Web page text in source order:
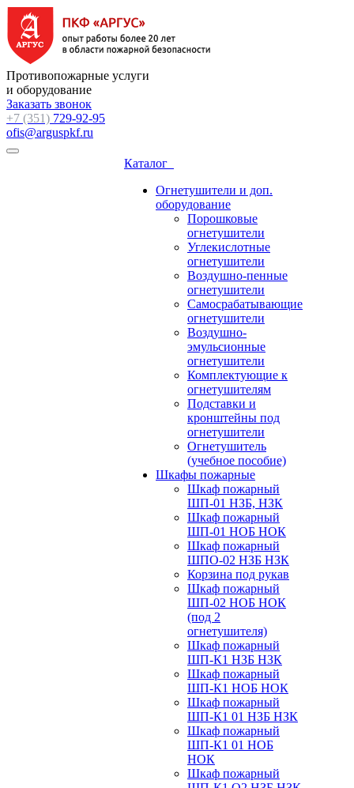
Противопожарные услуги
и оборудование
Заказать звонок
+7 (351) 729-92-95
ofis@arguspkf.ru
Каталог
Огнетушители и доп.
оборудование
Порошковые
огнетушители
Углекислотные
огнетушители
Воздушно-пенные
огнетушители
Самосрабатывающие
огнетушители
Воздушно-
эмульсионные
огнетушители
Комплектующие к
огнетушителям
Подставки и
кронштейны под
огнетушители
Огнетушитель
(учебное пособие)
Шкафы пожарные
Шкаф пожарный
ШП-01 НЗБ, НЗК
Шкаф пожарный
ШП-01 НОБ НОК
Шкаф пожарный
ШПО-02 НЗБ НЗК
Корзина под рукав
Шкаф пожарный
ШП-02 НОБ НОК
(под 2
огнетушителя)
Шкаф пожарный
ШП-К1 НЗБ НЗК
Шкаф пожарный
ШП-К1 НОБ НОК
Шкаф пожарный
ШП-К1 01 НЗБ НЗК
Шкаф пожарный
ШП-К1 01 НОБ
НОК
Шкаф пожарный